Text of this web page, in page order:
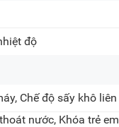
độ
Chế độ sấy khô
nước, Khóa trẻ